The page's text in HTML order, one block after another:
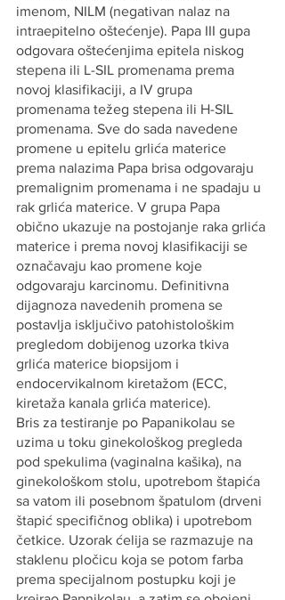
imenom, NILM (negativan nalaz na
intraepitelno oštećenje). Papa III gupa
odgovara oštećenjima epitela niskog
stepena ili L-SIL promenama prema
novoj klasifikaciji, a IV grupa
promenama težeg stepena ili H-SIL
promenama. Sve do sada navedene
promene u epitelu grlića materice
prema nalazima Papa brisa odgovaraju
premalignim promenama i ne spadaju u
rak grlića materice. V grupa Papa
obično ukazuje na postojanje raka grlića
materice i prema novoj klasifikaciji se
označavaju kao promene koje
odgovaraju karcinomu. Definitivna
dijagnoza navedenih promena se
postavlja isključivo patohistološkim
pregledom dobijenog uzorka tkiva
grlića materice biopsijom i
endocervikalnom kiretažom (ECC,
kiretaža kanala grlića materice).
Bris za testiranje po Papanikolau se
uzima u toku ginekološkog pregleda
pod spekulima (vaginalna kašika), na
ginekološkom stolu, upotrebom štapića
sa vatom ili posebnom špatulom (drveni
štapić specifičnog oblika) i upotrebom
četkice. Uzorak ćelija se razmazuje na
staklenu pločicu koja se potom farba
prema specijalnom postupku koji je